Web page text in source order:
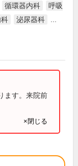
循環器内科
呼吸
泌尿器科
ます。来院前
×閉じる